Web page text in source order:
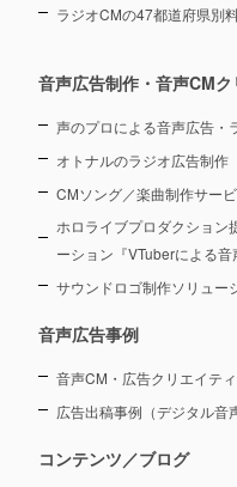
ラジオCMの47都道府県別
音声広告制作・音声CM
声のプロによる音声広告・
オトナルのラジオ広告制作
CMソング／楽曲制作サー
ホロライブプロダクション
ーション 『VTuberによる音
サウンドロゴ制作ソリュー
音声広告事例
音声CM・広告クリエイテ
広告出稿事例（デジタル音
コンテンツ／ブログ